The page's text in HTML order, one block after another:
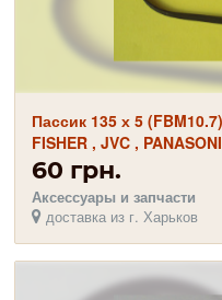
Пассик 135 х 5
FISHER , JVC ,
60 грн.
Аксессуары и запчасти
доставка из г. Харьков